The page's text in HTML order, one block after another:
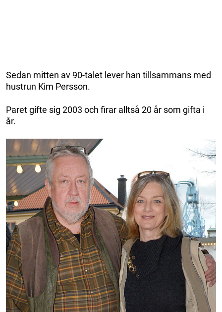
Sedan mitten av 90-talet lever han tillsammans med
hustrun Kim Persson.
Paret gifte sig 2003 och firar alltså 20 år som gifta i
år.